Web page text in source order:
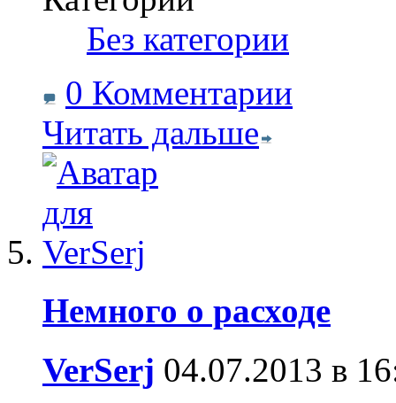
Без категории
0 Комментарии
Читать дальше
Немного о расходе
VerSerj 04.07.2013 в